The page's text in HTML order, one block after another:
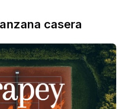
casera